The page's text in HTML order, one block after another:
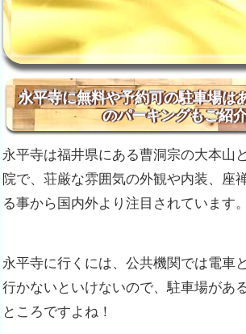
永平寺に無料や予約可の駐車場は
のパーキングもご紹
永平寺は福井県にある曹洞宗の大本山
院で、荘厳な雰囲気の外観や内装、座
る事から国内外より注目されています。
永平寺に行くには、公共機関では電車
行かないといけないので、駐車場があ
ところですよね！